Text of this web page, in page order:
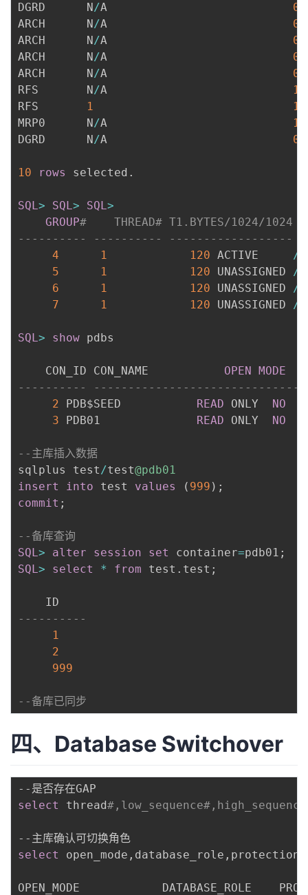
DGRD	  N/
0
ARCH	  N/
0
ARCH	  N/
0
ARCH	  N/
0
ARCH	  N/
0
RFS	      N/
1
1
1
MRP0	  N/
1
DGRD	  N/ 0
10 rows selected .
SQL> SQL> SQL>
GROUP#    THREAD# T1.BYTES/1024/1024
---------- ---------- ------------------
4
1 120 ACTIVE /
5
1 120 UNASSIGNED /
6
1 120 UNASSIGNED /
7
1 120 UNASSIGNED /
SQL> show pdbs
OPEN MODE
---------- ------------------------------
2
READ ONLY NO
3
READ ONLY NO
--主库插入数据
sqlplus test/test@pdb01
insert
into test values ( 999 ) ;
commit ;
--备库查询
SQL> alter session set container=pdb01 ;
SQL> select * from test . test ;
----------
1
2
999
--备库已同步
四、Database Switchover
select
thread
select
OPEN_MODE            DATABASE_ROLE